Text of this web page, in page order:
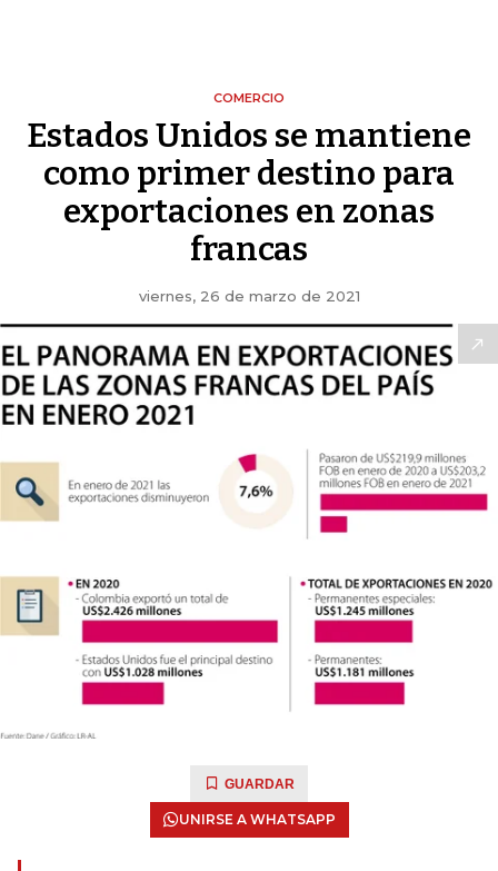
COMERCIO
Estados Unidos se mantiene
como primer destino para
exportaciones en zonas
francas
viernes, 26 de marzo de 2021
GUARDAR
UNIRSE A WHATSAPP